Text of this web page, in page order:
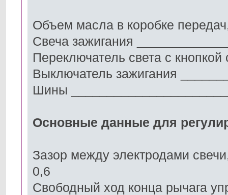
Объем масла в коробке
Свеча зажигания
Переключатель света с
Выключатель зажигания
Шины
Основные данные для
Зазор между электродами
0,6
Свободный ход конца рычага